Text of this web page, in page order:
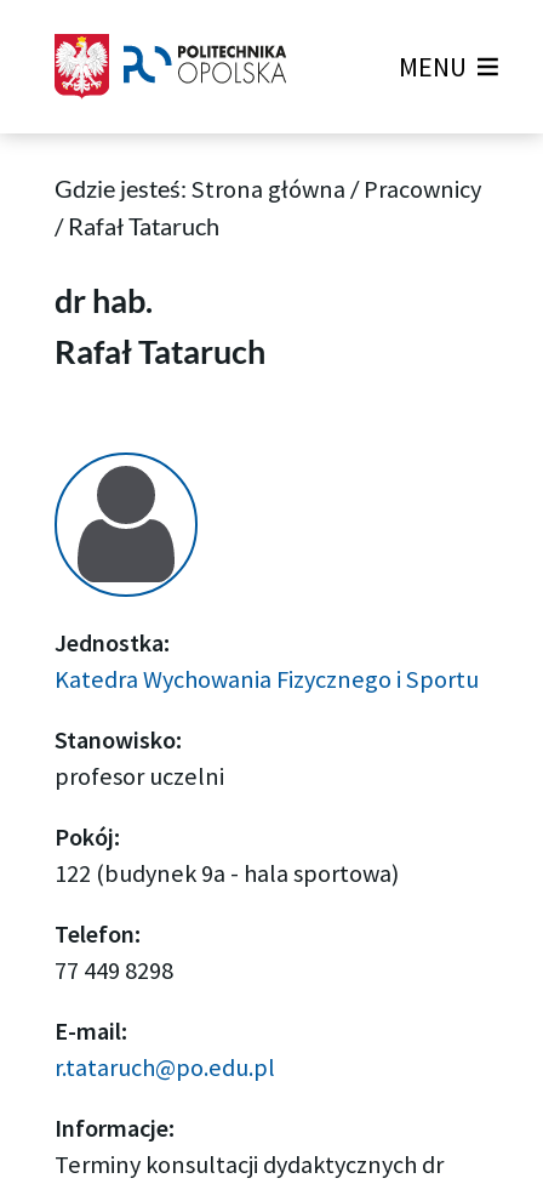
MENU
Gdzie jesteś: Strona główna / Pracownicy
/ Rafał Tataruch
dr hab.
Rafał Tataruch
Jednostka:
Katedra Wychowania Fizycznego i Sportu
Stanowisko:
profesor uczelni
Pokój:
122 (budynek 9a - hala sportowa)
Telefon:
77 449 8298
E-mail:
r.tataruch@po.edu.pl
Informacje:
Terminy konsultacji dydaktycznych dr